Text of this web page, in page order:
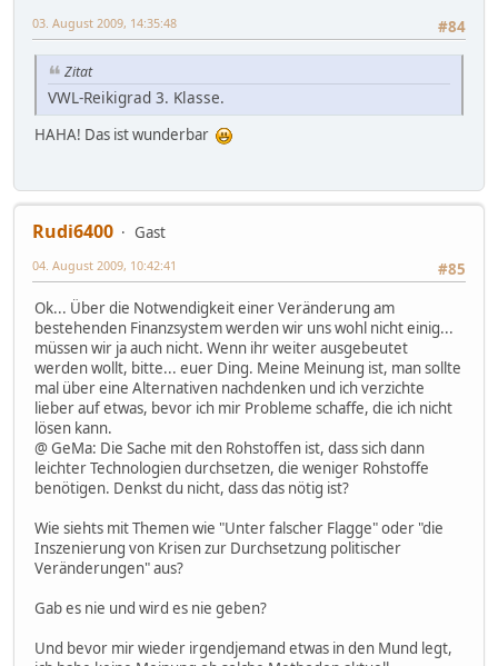
#84
03. August 2009, 14:35:48
Zitat
VWL-Reikigrad 3. Klasse.
HAHA! Das ist wunderbar
Rudi6400
Gast
#85
04. August 2009, 10:42:41
Ok... Über die Notwendigkeit einer Veränderung am
bestehenden Finanzsystem werden wir uns wohl nicht einig...
müssen wir ja auch nicht. Wenn ihr weiter ausgebeutet
werden wollt, bitte... euer Ding. Meine Meinung ist, man sollte
mal über eine Alternativen nachdenken und ich verzichte
lieber auf etwas, bevor ich mir Probleme schaffe, die ich nicht
lösen kann.
@ GeMa: Die Sache mit den Rohstoffen ist, dass sich dann
leichter Technologien durchsetzen, die weniger Rohstoffe
benötigen. Denkst du nicht, dass das nötig ist?
Wie siehts mit Themen wie "Unter falscher Flagge" oder "die
Inszenierung von Krisen zur Durchsetzung politischer
Veränderungen" aus?
Gab es nie und wird es nie geben?
Und bevor mir wieder irgendjemand etwas in den Mund legt,